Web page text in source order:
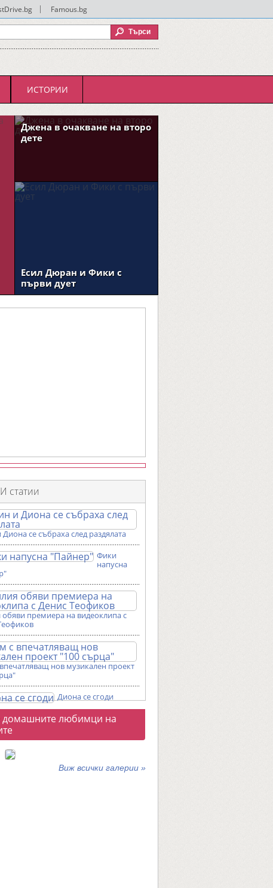
Famous.bg
ИСТОРИИ
Джена в очакване на второ
дете
Есил Дюран и Фики с
първи дует
статии
Диона се събраха след раздялата
Фики
напусна
премиера на видеоклипа с
нов музикален проект
Диона се сгоди
галерии
домашните любимци на
Виж всички галерии »